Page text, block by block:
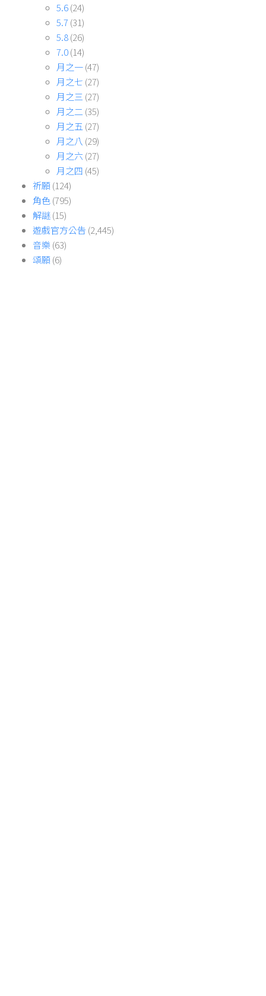
5.6(24)
5.7 (31)
5.8(26)
7.0(14)
月之一(47)
月之七 (27)
月之三 (27)
月之二 (35)
月之五 (27)
月之八 (29)
月之六 (27)
月之四 (45)
祈願(124)
角色(795)
解謎(15)
遊戲官方公告 (2,445)
音樂 (63)
頌願(6)